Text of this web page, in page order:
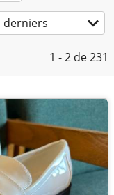
derniers
1 - 2 de 231